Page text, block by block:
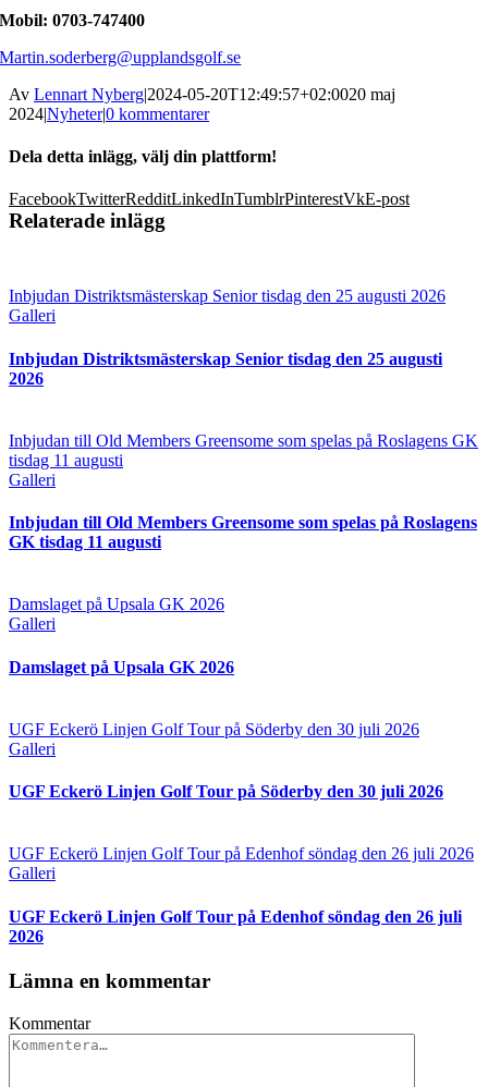
Mobil: 0703-747400
Martin.soderberg@upplandsgolf.se
Av Lennart Nyberg|2024-05-20T12:49:57+02:0020 maj
2024|Nyheter|0 kommentarer
Dela detta inlägg, välj din plattform!
FacebookTwitterRedditLinkedInTumblrPinterestVkE-post
Relaterade inlägg
Inbjudan Distriktsmästerskap Senior tisdag den 25 augusti 2026
Galleri
Inbjudan Distriktsmästerskap Senior tisdag den 25 augusti
2026
Inbjudan till Old Members Greensome som spelas på Roslagens GK
tisdag 11 augusti
Galleri
Inbjudan till Old Members Greensome som spelas på Roslagens
GK tisdag 11 augusti
Damslaget på Upsala GK 2026
Galleri
Damslaget på Upsala GK 2026
UGF Eckerö Linjen Golf Tour på Söderby den 30 juli 2026
Galleri
UGF Eckerö Linjen Golf Tour på Söderby den 30 juli 2026
UGF Eckerö Linjen Golf Tour på Edenhof söndag den 26 juli 2026
Galleri
UGF Eckerö Linjen Golf Tour på Edenhof söndag den 26 juli
2026
Lämna en kommentar
Kommentar